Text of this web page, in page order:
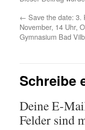
← Save the date: 3.
November, 14 Uhr,
Gymnasium Bad
Schreibe
Deine E-
Felder sind